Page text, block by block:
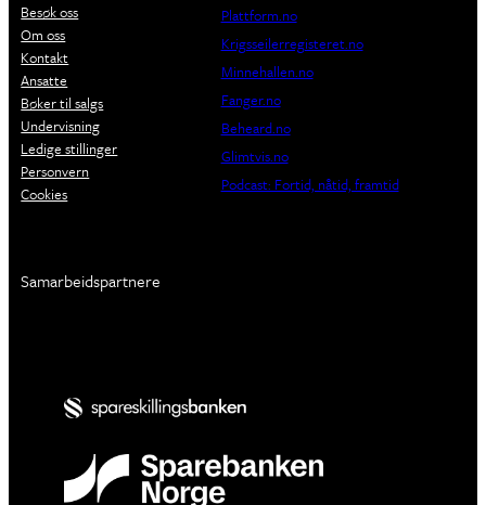
Besøk oss
Om oss
Kontakt
Ansatte
Bøker til salgs
Undervisning
Ledige stillinger
Personvern
Cookies
Plattform.no
Krigsseilerregisteret.no
Minnehallen.no
Fanger.no
Beheard.no
Glimtvis.no
Podcast: Fortid, nåtid, framtid
Samarbeidspartnere